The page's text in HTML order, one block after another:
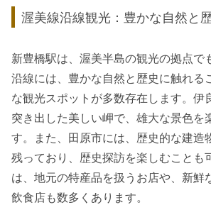
渥美線沿線観光：豊かな自然と
新豊橋駅は、渥美半島の観光の拠点で
沿線には、豊かな自然と歴史に触れる
な観光スポットが多数存在します。伊
突き出した美しい岬で、雄大な景色を
す。また、田原市には、歴史的な建造
残っており、歴史探訪を楽しむことも
は、地元の特産品を扱うお店や、新鮮
飲食店も数多くあります。